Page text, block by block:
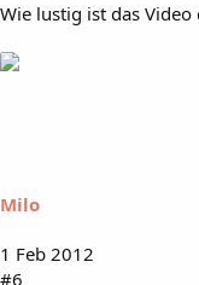
Wie lustig ist das Video
Milo
1 Feb 2012
#6